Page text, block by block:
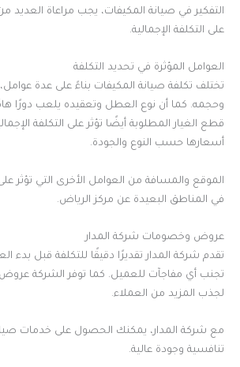
التفكير في صيانة المكيفات، يجب مراعاة العديد
على التكلفة الإجمالية.
العوامل المؤثرة في تحديد التكلفة
تختلف تكلفة صيانة المكيفات بناءً على عدة
وحجمه. كما أن نوع العطل وتعقيده يلعب دورًا
قطع الغيار المطلوبة أيضًا تؤثر على التكلفة
أسعارها حسب النوع والجودة.
الموقع والمسافة من العوامل الأخرى التي تؤثر
في المناطق البعيدة عن مركز الرياض.
عروض وخصومات شركة المدار
تقدم شركة المدار تقديرًا دقيقًا للتكلفة قبل بدء
تجنب أي مفاجآت للعميل. كما توفر الشركة
لجذب المزيد من العملاء.
مع شركة المدار، يمكنك الحصول على خدمات
تنافسية وجودة عالية.